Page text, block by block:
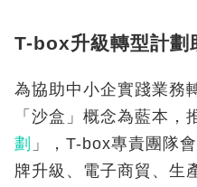
T-box升級轉型計劃
為協助中小企實踐業務
「沙盒」概念為藍本，
劃 」，T-box專責團隊
牌升級、電子商貿、生